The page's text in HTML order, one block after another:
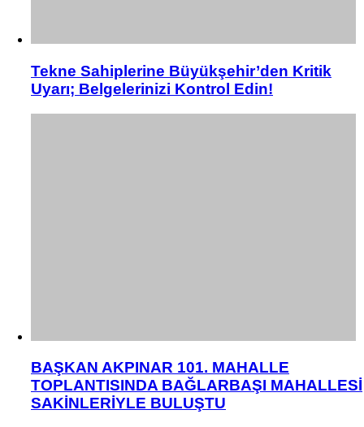
Tekne Sahiplerine Büyükşehir’den Kritik
Uyarı; Belgelerinizi Kontrol Edin!
BAŞKAN AKPINAR 101. MAHALLE
TOPLANTISINDA BAĞLARBAŞI MAHALLESİ
SAKİNLERİYLE BULUŞTU